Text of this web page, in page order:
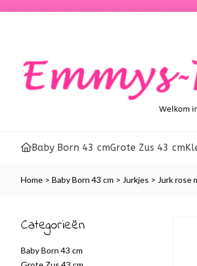
Baby Born 43 cmGrote Zus 43 cm
Home > Baby Born 43 cm > Jurkjes > Jurk rose
Categorieën
Baby Born 43 cm